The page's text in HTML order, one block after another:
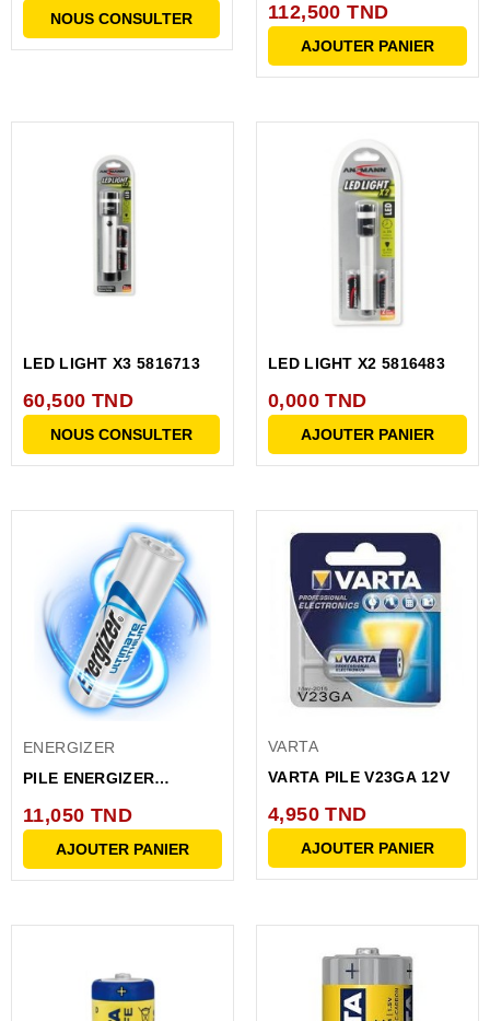
NOUS CONSULTER 112,500 TND
AJOUTER PANIER
LED LIGHT X3 5816713
60,500 TND
NOUS CONSULTER
LED LIGHT X2 5816483
0,000 TND
AJOUTER PANIER
ENERGIZER
PILE ENERGIZER
U92BP2
11,050 TND
AJOUTER PANIER
VARTA
VARTA PILE V23GA 12V
4,950 TND
AJOUTER PANIER